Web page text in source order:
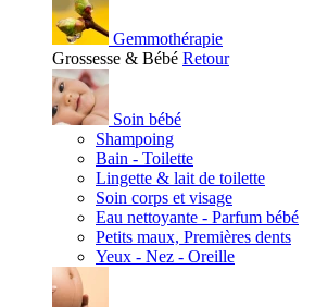
Gemmothérapie
Grossesse & Bébé Retour
Soin bébé
Shampoing
Bain - Toilette
Lingette & lait de toilette
Soin corps et visage
Eau nettoyante - Parfum bébé
Petits maux, Premières dents
Yeux - Nez - Oreille